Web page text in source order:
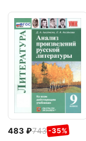
483 743 -35%